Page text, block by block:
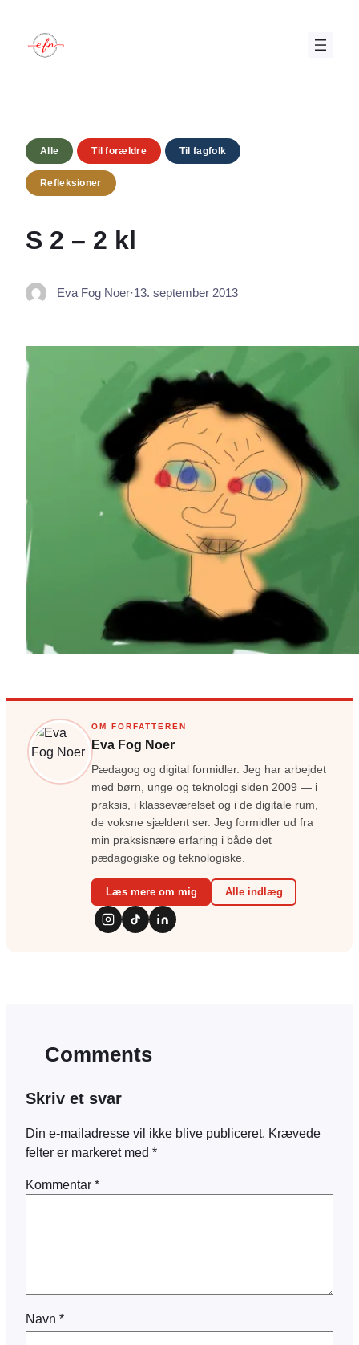
indhold
Alle Til forældre Til fagfolk
Refleksioner
S 2 – 2 kl
Eva Fog Noer·13. september 2013
OM FORFATTEREN
Eva Fog Noer
Pædagog og digital formidler. Jeg har arbejdet
med børn, unge og teknologi siden 2009 — i
praksis, i klasseværelset og i de digitale rum,
de voksne sjældent ser. Jeg formidler ud fra
min praksisnære erfaring i både det
pædagogiske og teknologiske.
Læs mere om mig Alle indlæg
Comments
Skriv et svar
Din e-mailadresse vil ikke blive publiceret. Krævede
felter er markeret med *
Kommentar *
Navn *